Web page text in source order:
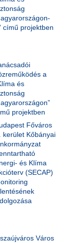
című projektben
a
és
projektben
Főváros
kerület Kőbányai
és Klíma
(SECAP)
Város